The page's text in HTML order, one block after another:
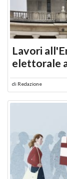
Lavori
elettorale
di Redazione